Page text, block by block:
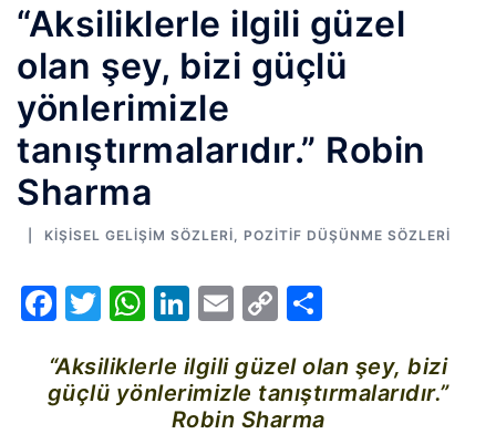
“Aksiliklerle ilgili güzel
olan şey, bizi güçlü
yönlerimizle
tanıştırmalarıdır.” Robin
Sharma
KIŞISEL GELIŞIM SÖZLERI POZITIF DÜŞÜNME SÖZLERI
Facebook
Twitter
WhatsApp
LinkedIn
Email
Copy
“Aksiliklerle ilgili güzel olan şey, bizi
güçlü yönlerimizle tanıştırmalarıdır.”
Robin Sharma